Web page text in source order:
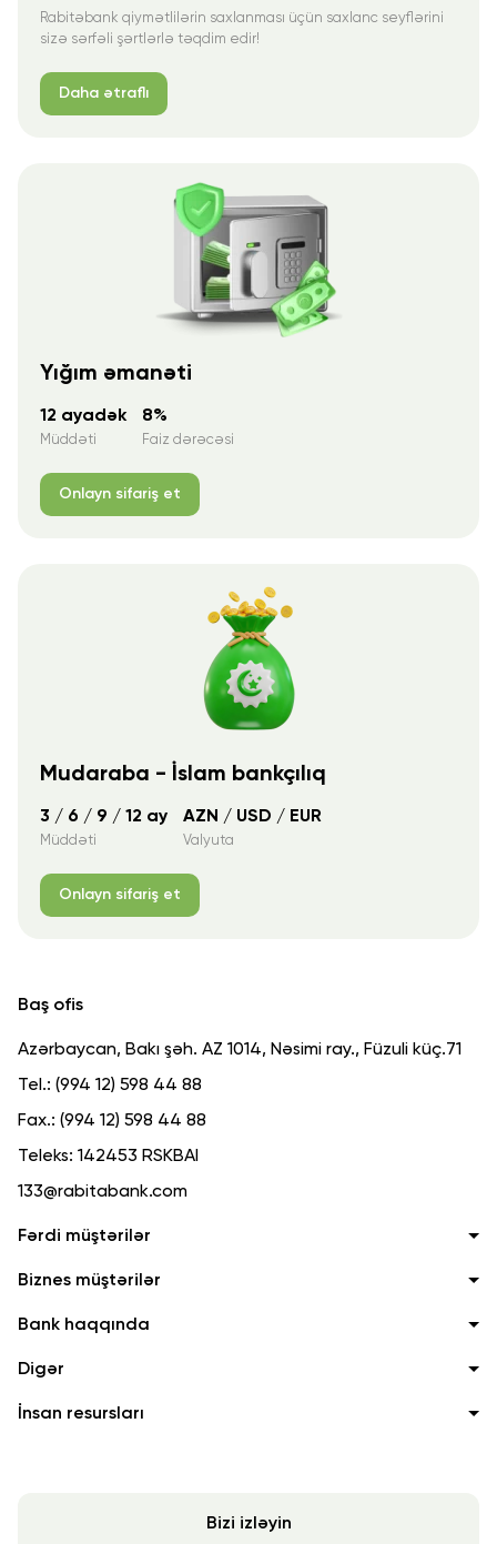
Rabitəbank qiymətlilərin saxlanması üçün saxlanc seyflərini
sizə sərfəli şərtlərlə təqdim edir!
Daha ətraflı
Yığım əmanəti
Müddəti
12 ayadək
Faiz dərəcəsi
8%
Onlayn sifariş et
Mudaraba - İslam bankçılıq
Müddəti
3 / 6 / 9 / 12 ay
Valyuta
AZN / USD / EUR
Onlayn sifariş et
Fərdi müştərilər
Biznes müştərilər
Bank haqqında
Digər
İnsan resursları
Baş ofis
Azərbaycan, Bakı şəh. AZ 1014, Nəsimi ray., Füzuli küç.71
Tel.: (994 12) 598 44 88
Fax.: (994 12) 598 44 88
Teleks: 142453 RSKBAI
133@rabitabank.com
Bizi izləyin